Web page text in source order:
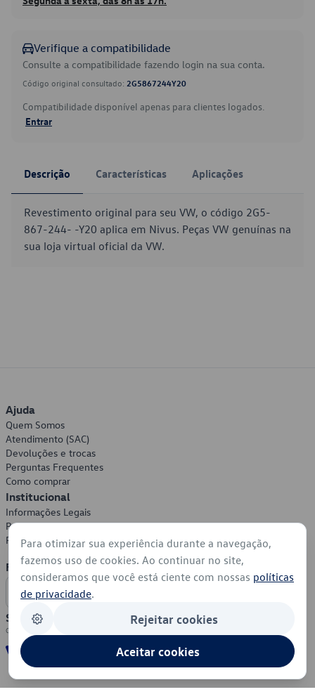
Verifique a compatibilidade
Consulte a compatibilidade fazendo login na sua conta.
Código original consultado: 2G5867244Y20
Compatibilidade disponível apenas para clientes logados.
Entrar
Descrição Características Aplicações
Revestimento original para seu VW, o código 2G5-
867-244- -Y20 aplica em Nivus. Peças VW genuínas na
sua loja virtual oficial da VW.
Ajuda
Quem Somos
Atendimento (SAC)
Devoluções e trocas
Perguntas Frequentes
Como comprar
Institucional
Informações Legais
Política de Privacidade
Política de Cookies
Formas de Pagamento
Segurança
Para otimizar sua experiência durante a navegação,
fazemos uso de cookies. Ao continuar no site,
consideramos que você está ciente com nossas políticas
de privacidade.
Rejeitar cookies
Aceitar cookies